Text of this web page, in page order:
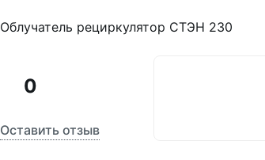
Облучатель рециркулятор СТЭН 230
0
Оставить отзыв